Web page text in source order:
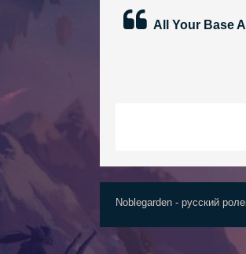
All Your Base
Noblegarden - русский